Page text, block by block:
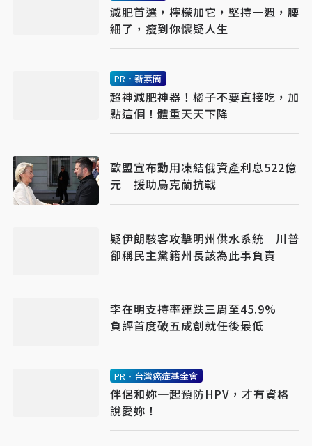
減肥首選，檸檬加它，堅持一週，腰
細了，瘦到你懷疑人生
PR・新素簡
超神減肥神器！橘子不要直接吃，加
點這個！體重天天下降
歐盟宣布動用凍結俄資產利息522億
元 援助烏克蘭抗戰
疑伊朗駭客攻擊明州供水系統 川普
卻稱民主黨籍州長該為此事負責
李在明支持率連跌三周至45.9%
負評首度破五成創就任後最低
PR・台灣癌症基金會
伴侶和妳一起預防HPV，才有資格
說愛妳！